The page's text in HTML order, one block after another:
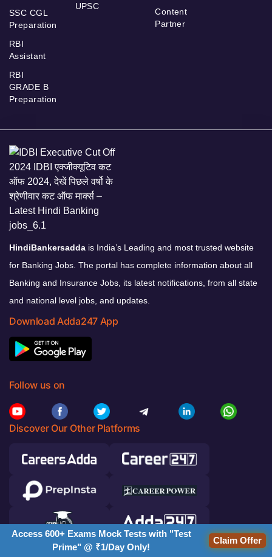
SSC CGL
Preparation
RBI
Assistant
RBI
GRADE B
Preparation
UPSC
Content
Partner
HindiBankersadda is India’s Leading and most trusted website
for Banking Jobs. The portal has complete information about all
Banking and Insurance Jobs, its latest notifications, from all state
and national level jobs, and updates.
Download Adda247 App
Follow us on
Discover Our Other Platforms
Access 600+ Exams Mock Tests with "Test
Prime" @ ₹1/Day Only!
Claim Offer